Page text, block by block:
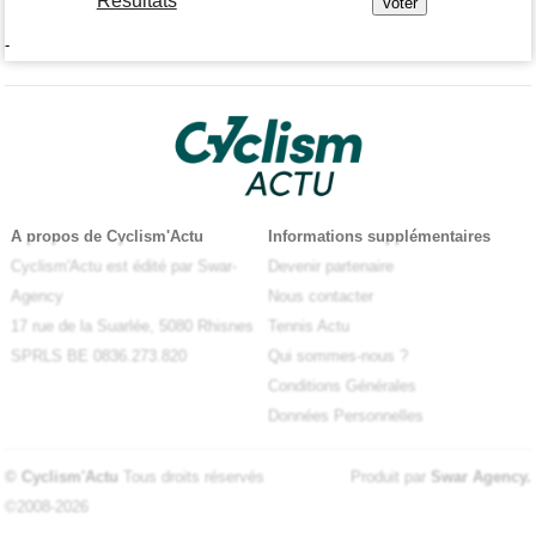
-
A propos de Cyclism'Actu
Cyclism'Actu est édité par Swar-
Agency
17 rue de la Suarlée, 5080 Rhisnes
SPRLS BE 0836.273.820
Informations supplémentaires
Devenir partenaire
Nous contacter
Tennis Actu
Qui sommes-nous ?
Conditions Générales
Données Personnelles
© Cyclism'Actu Tous droits réservés
©2008-2026
Produit par Swar Agency.